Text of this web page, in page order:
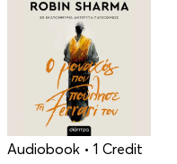
Audiobook • 1 Credit